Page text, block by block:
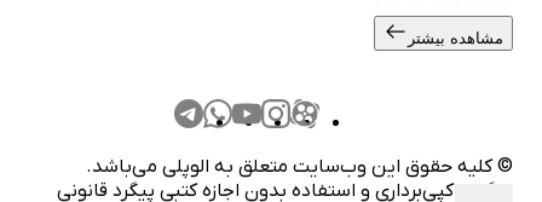
مشاهده بیشتر
© کلیه حقوق این وب‌سایت متعلق به الوپلی می‌باشد.
هرگونه کپی‌برداری و استفاده بدون اجازه کتبی پیگرد قانونی